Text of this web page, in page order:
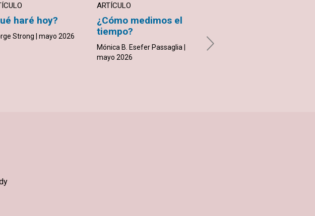
haré hoy?
Strong | mayo 2026
ARTÍCULO
¿Cómo medimos el
tiempo?
Mónica B. Esefer Passaglia |
mayo 2026
Ginger Emden | mayo 2026